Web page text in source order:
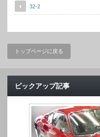
32-2
トップページに戻る
ピックアップ記事